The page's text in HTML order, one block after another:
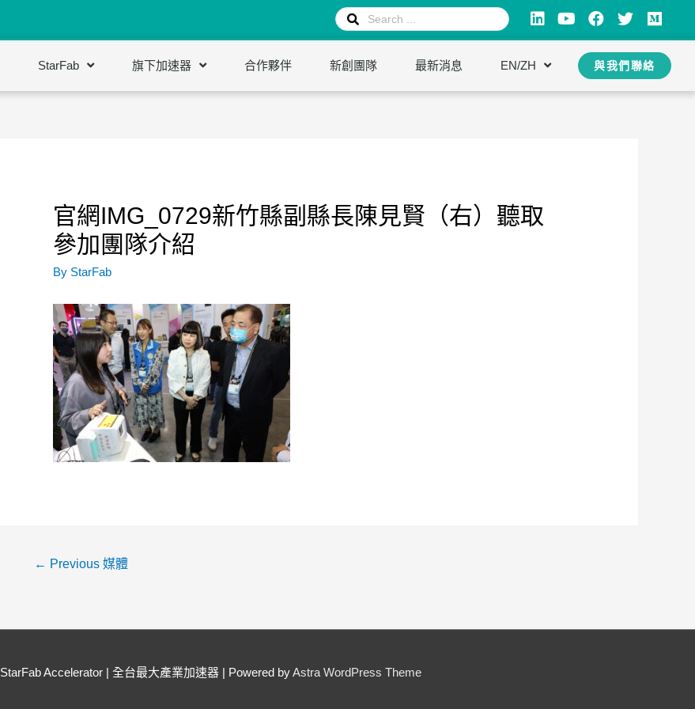
StarFab 旗下加速器 合作夥伴 新創團隊 最新消息 EN/ZH 與我們聯絡
官網IMG_0729新竹縣副縣長陳見賢（右）聽取
參加團隊介紹
By StarFab
← Previous 媒體
StarFab Accelerator | 全台最大產業加速器| Powered byAstra WordPress Theme